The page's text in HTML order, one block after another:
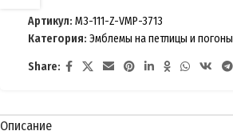
Артикул: M3-111-Z-VMP-3713
Категория: Эмблемы на петлицы и погоны
Share:
Описание